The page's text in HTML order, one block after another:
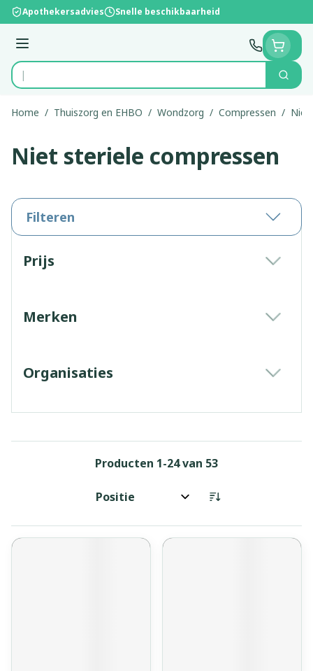
Ga naar de inhoud
Apothekersadvies Snelle beschikbaarheid
Menu
Product, merk, categorie...
Zoek
Home / Thuiszorg en EHBO / Wondzorg / Compressen / Niet
Niet steriele compressen
Filteren
Prijs
Merken
Organisaties
Producten 1-24van 53
Sorteer op: